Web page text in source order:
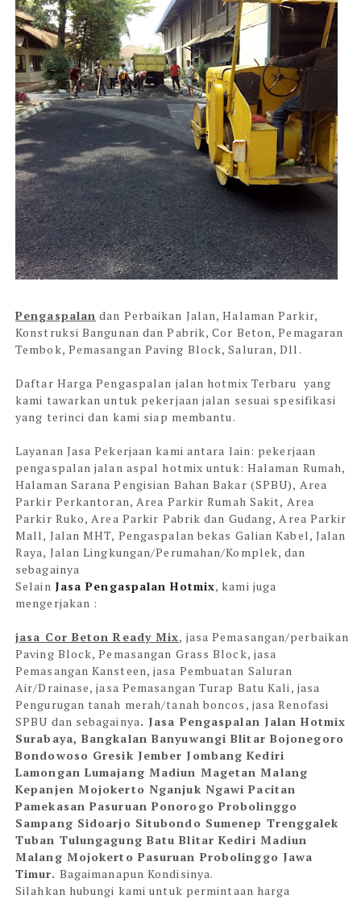
Pengaspalan dan Perbaikan Jalan, Halaman Parkir,
Konstruksi Bangunan dan Pabrik, Cor Beton, Pemagaran
Tembok, Pemasangan Paving Block, Saluran, Dll.
Daftar Harga Pengaspalan jalan hotmix Terbaru yang
kami tawarkan untuk pekerjaan jalan sesuai spesifikasi
yang terinci dan kami siap membantu.
Layanan Jasa Pekerjaan kami antara lain: pekerjaan
pengaspalan jalan aspal hotmix untuk: Halaman Rumah,
Halaman Sarana Pengisian Bahan Bakar (SPBU), Area
Parkir Perkantoran, Area Parkir Rumah Sakit, Area
Parkir Ruko, Area Parkir Pabrik dan Gudang, Area Parkir
Mall, Jalan MHT, Pengaspalan bekas Galian Kabel, Jalan
Raya, Jalan Lingkungan/Perumahan/Komplek, dan
sebagainya
Selain Jasa Pengaspalan Hotmix, kami juga
mengerjakan :
jasa Cor Beton Ready Mix, jasa Pemasangan/perbaikan
Paving Block, Pemasangan Grass Block, jasa
Pemasangan Kansteen, jasa Pembuatan Saluran
Air/Drainase, jasa Pemasangan Turap Batu Kali, jasa
Pengurugan tanah merah/tanah boncos, jasa Renofasi
SPBU dan sebagainya. Jasa Pengaspalan Jalan Hotmix
Surabaya, Bangkalan Banyuwangi Blitar Bojonegoro
Bondowoso Gresik Jember Jombang Kediri
Lamongan Lumajang Madiun Magetan Malang
Kepanjen Mojokerto Nganjuk Ngawi Pacitan
Pamekasan Pasuruan Ponorogo Probolinggo
Sampang Sidoarjo Situbondo Sumenep Trenggalek
Tuban Tulungagung Batu Blitar Kediri Madiun
Malang Mojokerto Pasuruan Probolinggo Jawa
Timur. Bagaimanapun Kondisinya.
Silahkan hubungi kami untuk permintaan harga